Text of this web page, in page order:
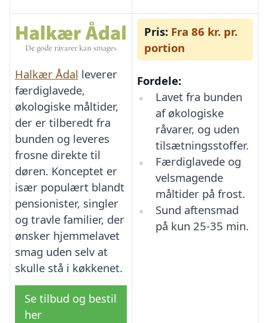
Halkær Ådal leverer
færdiglavede,
økologiske måltider,
der er tilberedt fra
bunden og leveres
frosne direkte til
døren. Konceptet er
især populært blandt
pensionister, singler
og travle familier, der
ønsker hjemmelavet
smag uden selv at
skulle stå i køkkenet.
Se tilbud og bestil
her
Pris: Fra 86 kr. pr.
portion
Fordele:
Lavet fra bunden
af økologiske
råvarer, og uden
tilsætningsstoffer.
Færdiglavede og
velsmagende
måltider på frost.
Sund aftensmad
på kun 25-35 min.